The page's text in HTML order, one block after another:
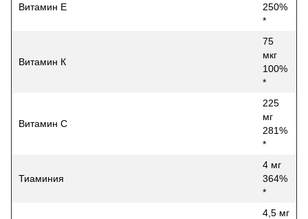
Витамин Е
250%
*
Витамин К
75
мкг
100%
*
Витамин С
225
мг
281%
*
Тиаминия
4 мг
364%
*
4,5 мг